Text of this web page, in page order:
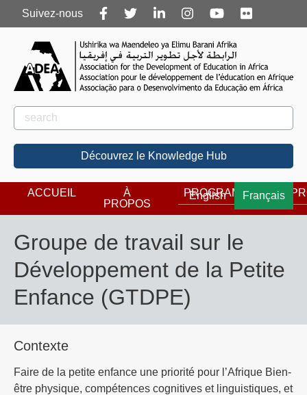
Follow
us
Suivez-nous
Rechercher
Rechercher
Découvrez le Knowledge Hub
English Français
ACCUEIL
À
PROPOS
PROGRAMMES
Groupe de travail sur le
Développement de la Petite
Enfance (GTDPE)
Contexte
Faire de la petite enfance une priorité pour l’Afrique Bien-
être physique, compétences cognitives et linguistiques, et